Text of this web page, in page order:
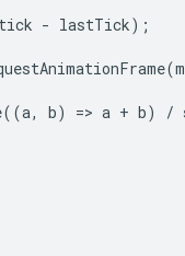
tick - lastTick);
(
((a, b) => a + b) /